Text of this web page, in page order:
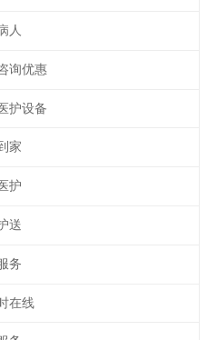
人
询优惠
护设备
家
护
送
务
在线